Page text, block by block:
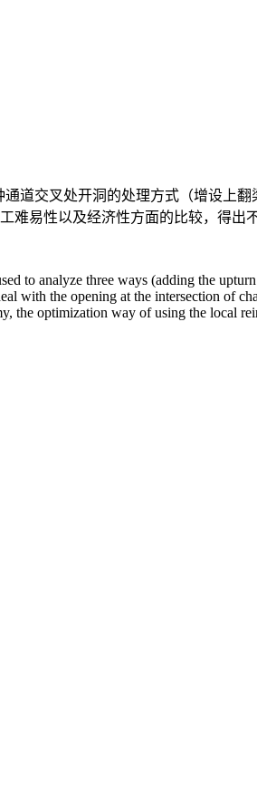
道交叉处开洞的处理方式（增设上
难易性以及经济性方面的比较，得出
to analyze three ways (adding the
with the opening at the intersection of
the optimization way of using the local